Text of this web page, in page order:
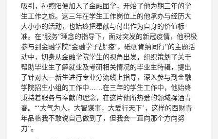
吸引，孙煦阳便加入了金融团学，开始了他为期三年的学
生工作之旅。这三年在学生工作岗位上的他承办与经历大
大小小的活动，也始终把奉献与付出作为自身的价值标
准。在“服务”理念的指导下，面对突发的新冠疫情，他积极
参与到金融学院“金融学子战‘疫’，砥砺肯纳同行”的主题活
动中，切身从金融学院学生的视角出发，组织策划了关于
帮助毕业生了解就业及考研相关情况的毕业生特辑，提出
了针对大一新生进行专业分流线上指导，深入参与到金融
学院招生小组的工作中……在三年的学生工作中，他始终
秉持着服务与奉献的理念，在这片他所热爱的领域挥洒青
春。“‘大气为人，大智谋事，大爱行天下’，这样的西财青
年品格我不敢说自己做到了，但我会一直向那个方向努
力”。